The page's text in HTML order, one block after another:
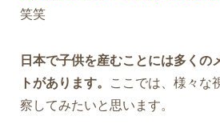
笑笑
日本で子供を産むことには多くの
トがあります。
ここでは、様々な
察してみたいと思います。